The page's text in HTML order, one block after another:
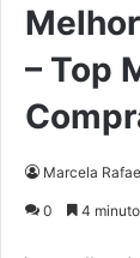
– Top
Marcela
0 4